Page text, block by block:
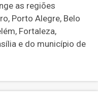
as regiões
Porto Alegre, Belo
Fortaleza,
e do município de